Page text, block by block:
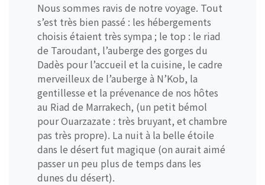
Nous sommes ravis de notre voyage. Tout
s’est très bien passé : les hébergements
choisis étaient très sympa ; le top : le riad
de Taroudant, l’auberge des gorges du
Dadès pour l’accueil et la cuisine, le cadre
merveilleux de l’auberge à N’Kob, la
gentillesse et la prévenance de nos hôtes
au Riad de Marrakech, (un petit bémol
pour Ouarzazate : très bruyant, et chambre
pas très propre). La nuit à la belle étoile
dans le désert fut magique (on aurait aimé
passer un peu plus de temps dans les
dunes du désert).